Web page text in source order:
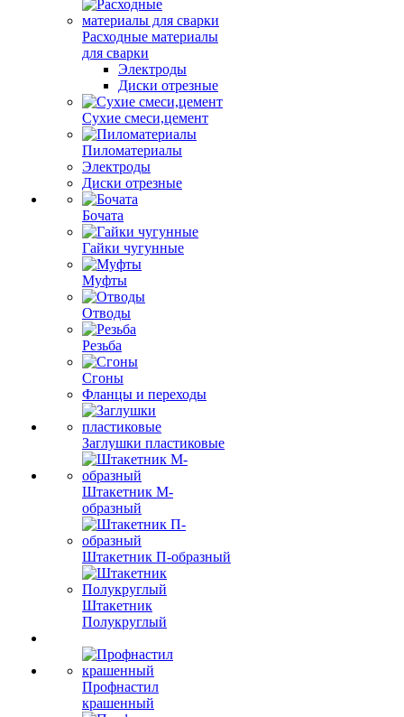
Расходные материалы
для сварки
Электроды
Диски отрезные
Сухие смеси,цемент
Пиломатериалы
Электроды
Диски отрезные
Бочата
Гайки чугунные
Муфты
Отводы
Резьба
Сгоны
Фланцы и переходы
Заглушки пластиковые
Штакетник М-
образный
Штакетник П-образный
Штакетник
Полукруглый
Профнастил
крашенный